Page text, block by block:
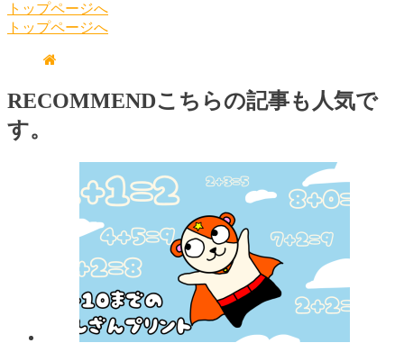
トップページへ
トップページへ
RECOMMENDこちらの記事も人気で
す。